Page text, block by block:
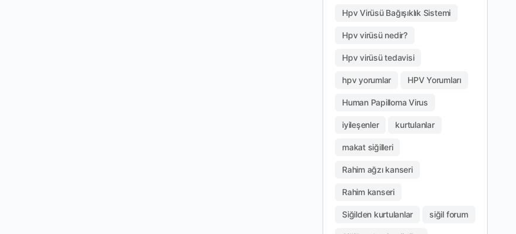
Hpv Virüsü Bağışıklık Sistemi
Hpv virüsü nedir?
Hpv virüsü tedavisi
hpv yorumlar HPV Yorumları
Human Papilloma Virus
iyileşenler kurtulanlar
makat siğilleri
Rahim ağzı kanseri
Rahim kanseri
Siğilden kurtulanlar siğil forum